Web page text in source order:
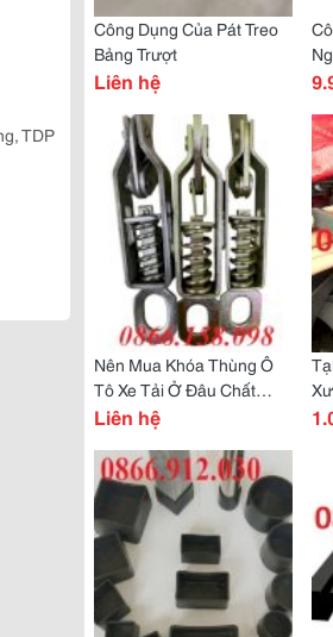
TDP
Công Dụng Của Pát Treo
Bảng Trượt
Liên hệ
Nên Mua Khóa Thùng Ô
Tô Xe Tải Ở Đâu Chất
Lượng, Giá Tốt
Liên hệ